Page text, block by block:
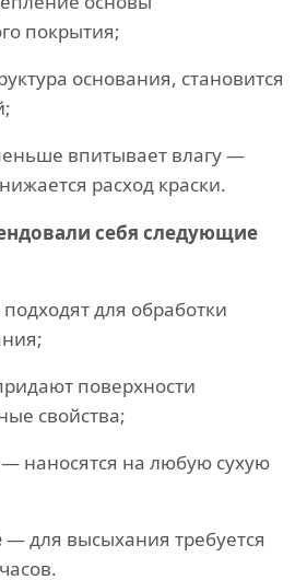
покрытия;
основания, становится
впитывает влагу —
расход краски.
себя следующие
для обработки
поверхности
свойства;
— наносятся на любую сухую
— для высыхания требуется